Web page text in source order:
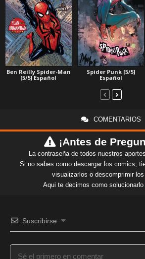
Ben Reilly Spider-Man
[5/5] Español
Spider Punk [5/5]
Español
COMENTARIOS
¡Antes de
La contraseña de todos nuestros
Si no sabes como descargar los comics,
visualizarlos o descomprimir
Aqui te decimos como solucionarlo
Suscribirse